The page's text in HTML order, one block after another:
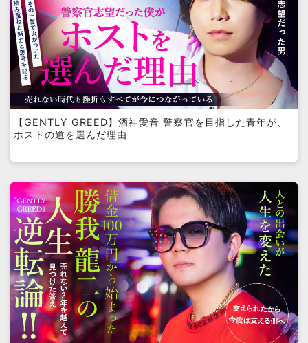
【GENTLY GREED】酒神愛音 警察官を目指した青年が、
ホストの道を選んだ理由